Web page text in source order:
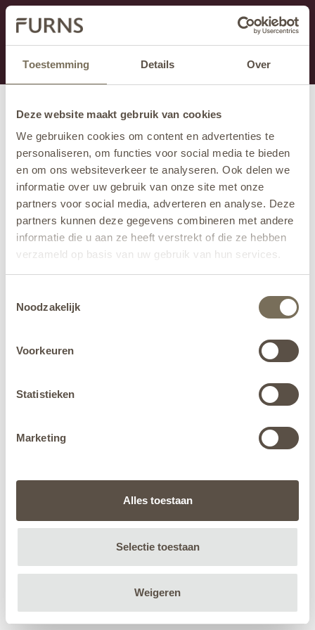
Toestemming Details Over
Deze website maakt gebruik van cookies
We gebruiken cookies om content en advertenties te
personaliseren, om functies voor social media te bieden
en om ons websiteverkeer te analyseren. Ook delen we
informatie over uw gebruik van onze site met onze
partners voor social media, adverteren en analyse. Deze
partners kunnen deze gegevens combineren met andere
informatie die u aan ze heeft verstrekt of die ze hebben
verzameld op basis van uw gebruik van hun services.
jehier.
Noodzakelijk
Voorkeuren
Statistieken
Marketing
Alles toestaan
Selectie toestaan
Weigeren
Dit onderdeel is momenteel in onderhoud.
Als je informatie mist kun je ons bellen +31 413 274
168 of mailen
info@furns.com